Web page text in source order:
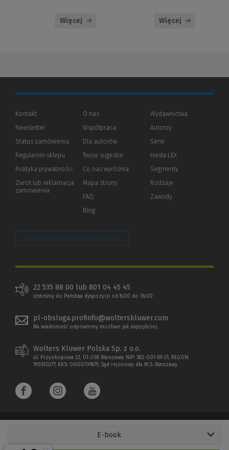
E-book
Więcej Więcej
Kontakt
Newsletter
Status zamówienia
Regulamin sklepu
Polityka prywatności (Nowe
(Link
innej
Zwrot lub reklamacja
zamówienia
O nas
Współpraca
Dla autorów(Nowe
(Link
innej
strony)
Twoje sugestie
Co nas wyróżnia
Mapa strony
FAQ
Blog
Wydawnictwa
Autorzy
Serie
Hasła LEX
Segmenty
Rodzaje
Zawody
Zarządzaj preferencjami plików cookie
22 535 88 00 lub 801 04 45 45
Jesteśmy do Państwa dyspozycji od 8:00 do 16:00
pl-obsluga.profinfo@wolterskluwer.com
Na wiadomość odpowiemy możliwe jak najszybciej.
Wolters Kluwer Polska Sp. z o.o.
ul. Przyokopowa 33, 01-208 Warszawa; NIP: 583-001-89-31, REGON:
190610277, KRS: 0000709879, Sąd rejonowy dla M.S. Warszawy